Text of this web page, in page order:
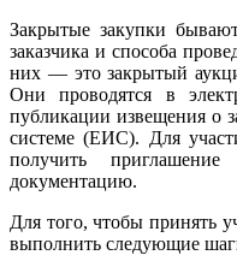
Закрытые закупки
заказчика и способа
них — это закрытый
Они проводятся в
публикации извещения о
системе (ЕИС). Для
получить
документацию.
Для того, чтобы принять
выполнить следующие